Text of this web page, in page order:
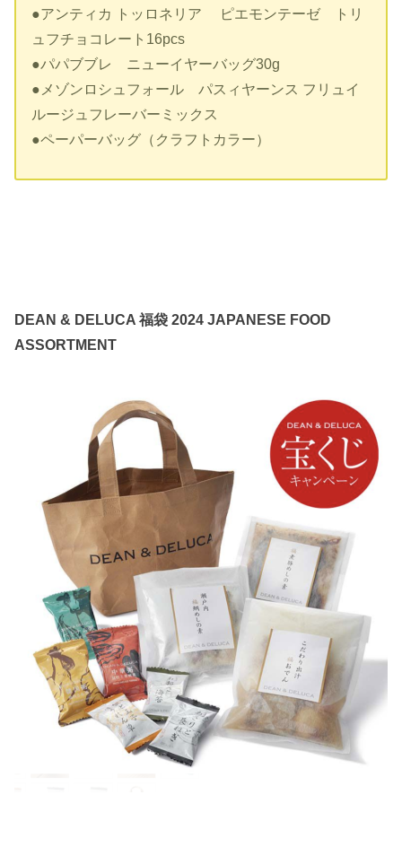
●アンティカ トッロネリア ピエモンテーゼ トリ
ュフチョコレート16pcs
●パパブブレ ニューイヤーバッグ30g
●メゾンロシュフォール パスィヤーンス フリュイ
ルージュフレーバーミックス
●ペーパーバッグ（クラフトカラー）
DEAN & DELUCA 福袋 2024 JAPANESE FOOD
ASSORTMENT